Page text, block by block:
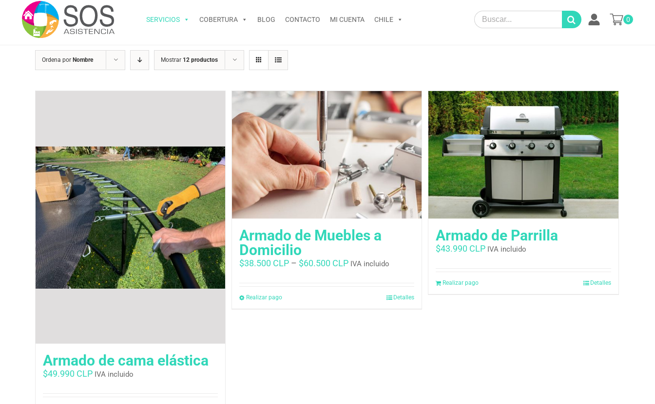
contenido
SERVICIOS COBERTURA BLOG CONTACTO MI CUENTA CHILE
Search
for:
0
Ordena por Nombre Mostrar 12 productos
Armado de cama elástica
$49.990 CLP IVA incluido
Armado de Muebles a
Domicilio
$38.500 CLP – $60.500 CLP IVA incluido
Realizar pago Detalles
Armado de Parrilla
$43.990 CLP IVA incluido
Realizar pago Detalles